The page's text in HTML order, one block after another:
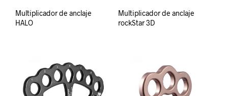
Multiplicador de anclaje
HALO
Multiplicador de anclaje
rockStar 3D